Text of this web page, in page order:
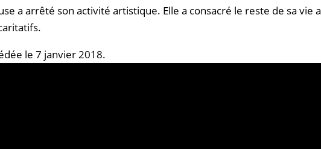
a arrêté son activité artistique. Elle a consacré le reste de sa
le 7 janvier 2018.​